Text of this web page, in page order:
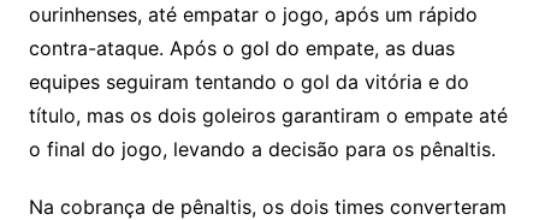
ourinhenses, até empatar o jogo, após um rápido
contra-ataque. Após o gol do empate, as duas
equipes seguiram tentando o gol da vitória e do
título, mas os dois goleiros garantiram o empate até
o final do jogo, levando a decisão para os pênaltis.
Na cobrança de pênaltis, os dois times converteram